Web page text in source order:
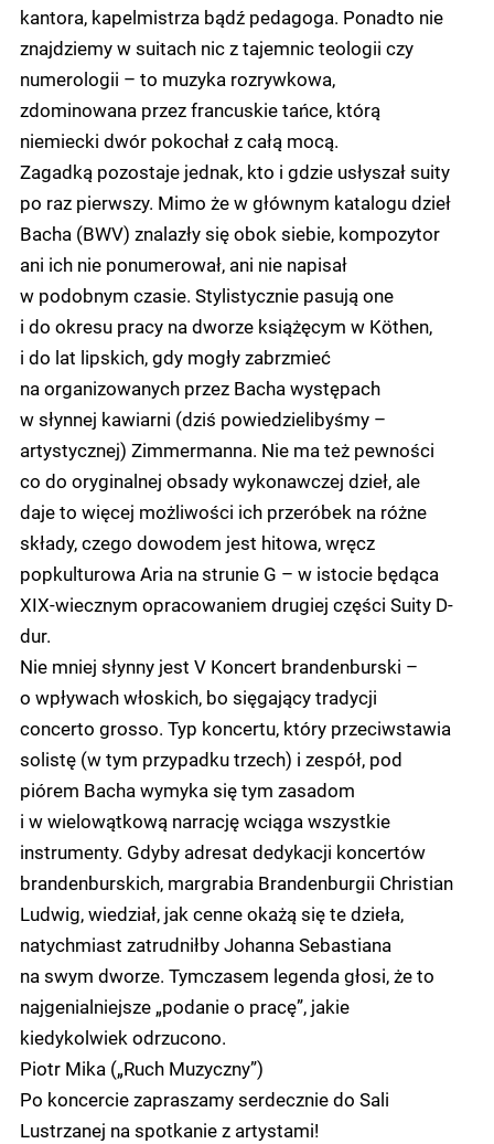
kantora, kapelmistrza bądź pedagoga. Ponadto nie
znajdziemy w suitach nic z tajemnic teologii czy
numerologii – to muzyka rozrywkowa,
zdominowana przez francuskie tańce, którą
niemiecki dwór pokochał z całą mocą.
Zagadką pozostaje jednak, kto i gdzie usłyszał suity
po raz pierwszy. Mimo że w głównym katalogu dzieł
Bacha (BWV) znalazły się obok siebie, kompozytor
ani ich nie ponumerował, ani nie napisał
w podobnym czasie. Stylistycznie pasują one
i do okresu pracy na dworze książęcym w Köthen,
i do lat lipskich, gdy mogły zabrzmieć
na organizowanych przez Bacha występach
w słynnej kawiarni (dziś powiedzielibyśmy –
artystycznej) Zimmermanna. Nie ma też pewności
co do oryginalnej obsady wykonawczej dzieł, ale
daje to więcej możliwości ich przeróbek na różne
składy, czego dowodem jest hitowa, wręcz
popkulturowa Aria na strunie G – w istocie będąca
XIX-wiecznym opracowaniem drugiej części Suity D-
dur.
Nie mniej słynny jest V Koncert brandenburski –
o wpływach włoskich, bo sięgający tradycji
concerto grosso. Typ koncertu, który przeciwstawia
solistę (w tym przypadku trzech) i zespół, pod
piórem Bacha wymyka się tym zasadom
i w wielowątkową narrację wciąga wszystkie
instrumenty. Gdyby adresat dedykacji koncertów
brandenburskich, margrabia Brandenburgii Christian
Ludwig, wiedział, jak cenne okażą się te dzieła,
natychmiast zatrudniłby Johanna Sebastiana
na swym dworze. Tymczasem legenda głosi, że to
najgenialniejsze „podanie o pracę”, jakie
kiedykolwiek odrzucono.
Piotr Mika („Ruch Muzyczny”)
Po koncercie zapraszamy serdecznie do Sali
Lustrzanej na spotkanie z artystami!